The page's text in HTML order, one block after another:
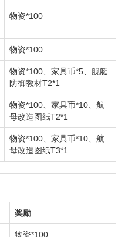
物资*100
物资*100
物资*100、家具币*5、舰艇
防御教材T2*1
物资*100、家具币*10、航
母改造图纸T2*1
物资*100、家具币*10、航
母改造图纸T3*1
奖励
物资*100